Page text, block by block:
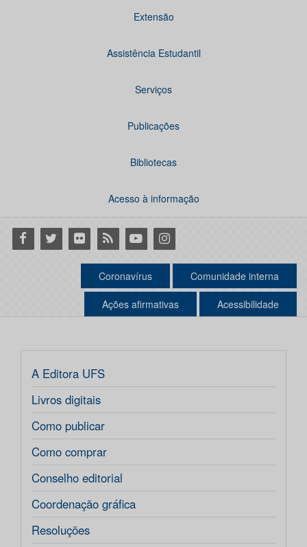
Extensão
Assistência Estudantil
Serviços
Publicações
Bibliotecas
Acesso à informação
Facebook
Twitter Flickr RSS YoutubeInstagram
Coronavírus Comunidade interna
Ações afirmativas Acessibilidade
A Editora UFS
Livros digitais
Como publicar
Como comprar
Conselho editorial
Coordenação gráfica
Resoluções